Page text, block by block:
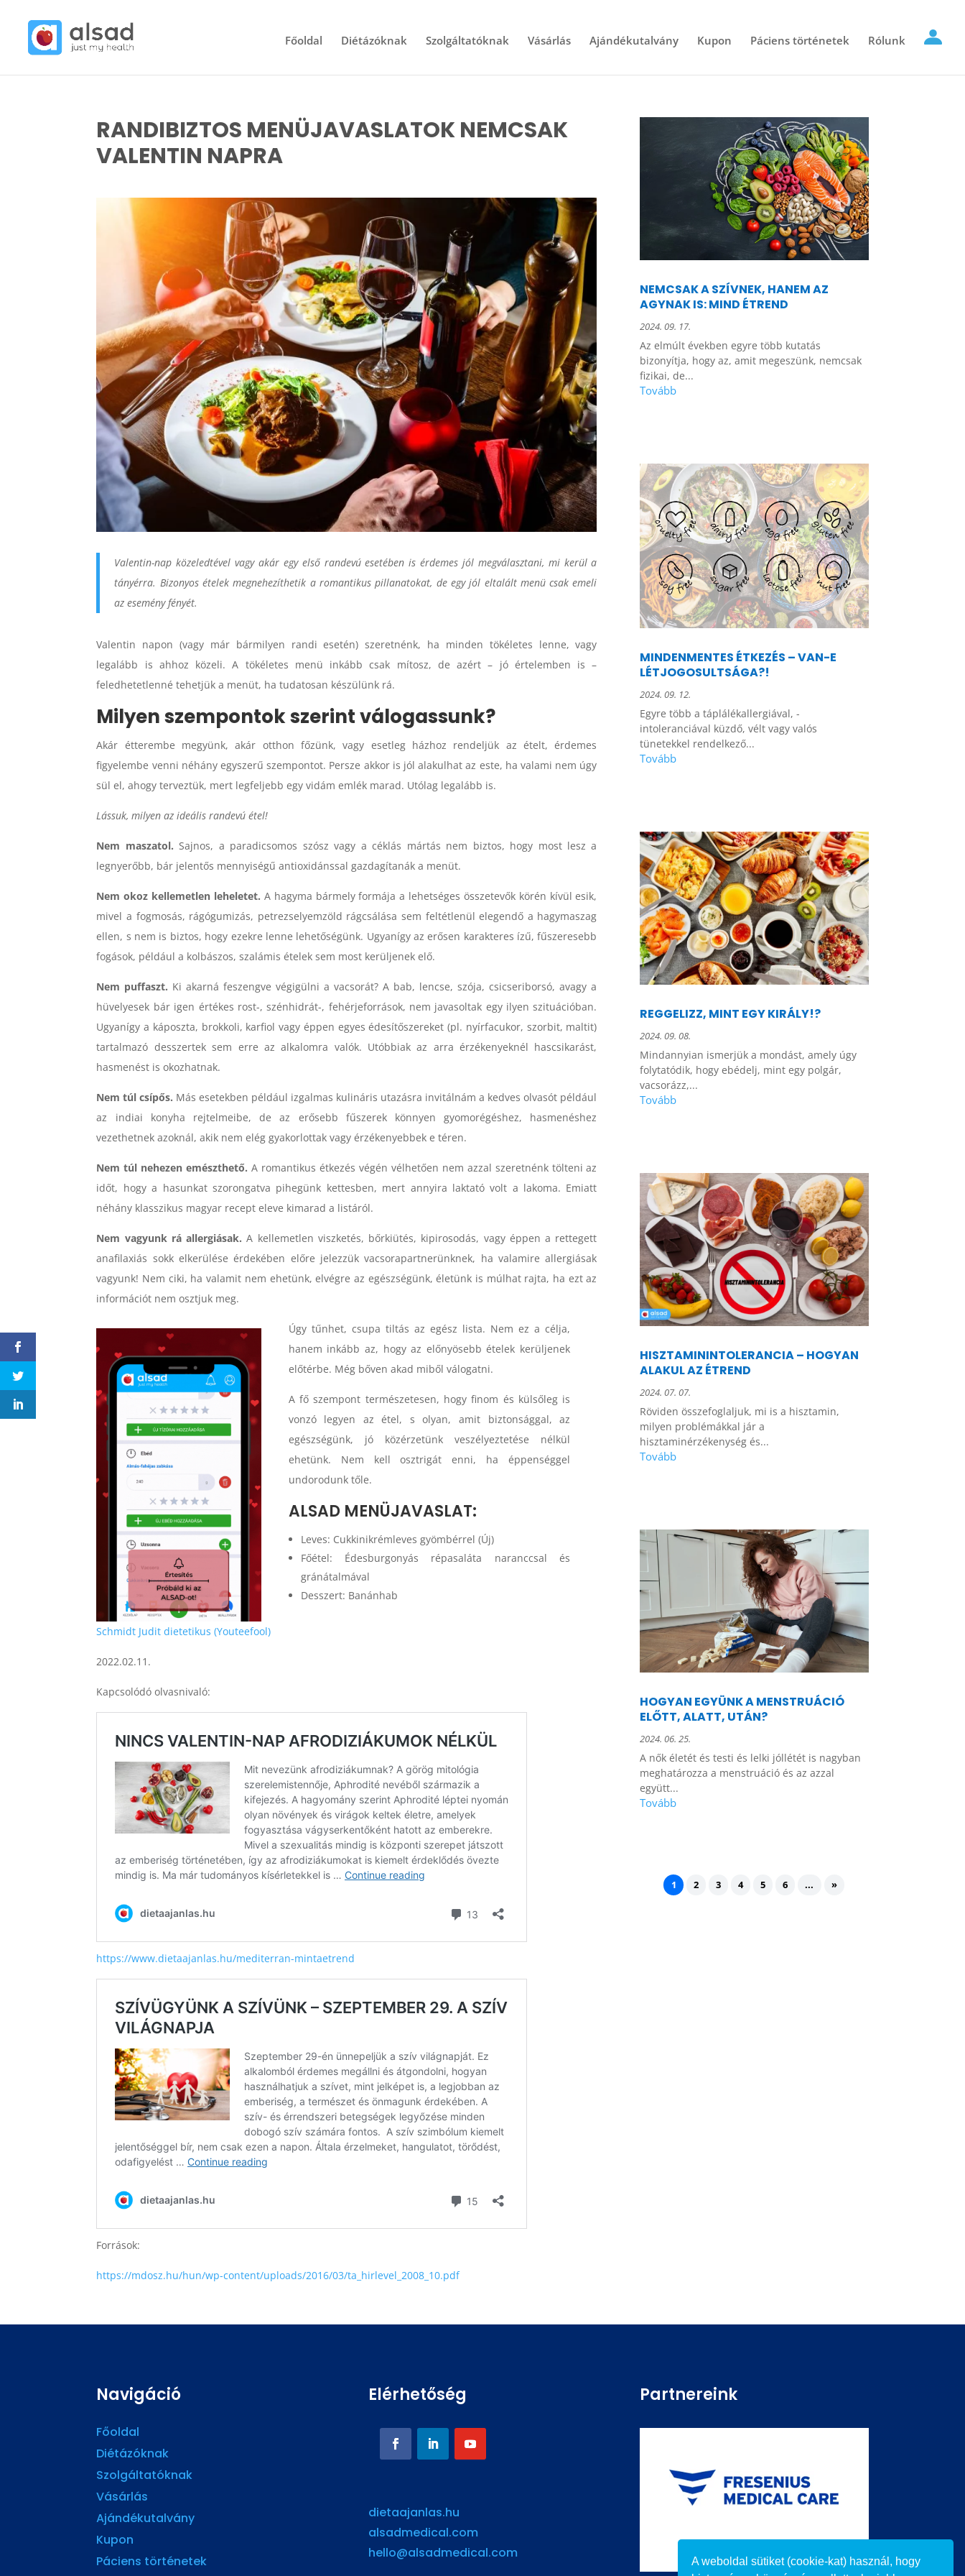
Főoldal Diétázóknak Szolgáltatóknak Vásárlás Ajándékutalvány Kupon Páciens történetek Rólunk
RANDIBIZTOS MENÜJAVASLATOK NEMCSAK
VALENTIN NAPRA
Valentin-nap közeledtével vagy akár egy első randevú esetében is érdemes jól megválasztani, mi kerül a
tányérra. Bizonyos ételek megnehezíthetik a romantikus pillanatokat, de egy jól eltalált menü csak emeli
az esemény fényét.
Valentin napon (vagy már bármilyen randi esetén) szeretnénk, ha minden tökéletes lenne, vagy
legalább is ahhoz közeli. A tökéletes menü inkább csak mítosz, de azért – jó értelemben is –
feledhetetlenné tehetjük a menüt, ha tudatosan készülünk rá.
Milyen szempontok szerint válogassunk?
Akár étterembe megyünk, akár otthon főzünk, vagy esetleg házhoz rendeljük az ételt, érdemes
figyelembe venni néhány egyszerű szempontot. Persze akkor is jól alakulhat az este, ha valami nem úgy
sül el, ahogy terveztük, mert legfeljebb egy vidám emlék marad. Utólag legalább is.
Lássuk, milyen az ideális randevú étel!
Nem maszatol. Sajnos, a paradicsomos szósz vagy a céklás mártás nem biztos, hogy most lesz a
legnyerőbb, bár jelentős mennyiségű antioxidánssal gazdagítanák a menüt.
Nem okoz kellemetlen leheletet. A hagyma bármely formája a lehetséges összetevők körén kívül esik,
mivel a fogmosás, rágógumizás, petrezselyemzöld rágcsálása sem feltétlenül elegendő a hagymaszag
ellen, s nem is biztos, hogy ezekre lenne lehetőségünk. Ugyanígy az erősen karakteres ízű, fűszeresebb
fogások, például a kolbászos, szalámis ételek sem most kerüljenek elő.
Nem puffaszt. Ki akarná feszengve végigülni a vacsorát? A bab, lencse, szója, csicseriborsó, avagy a
hüvelyesek bár igen értékes rost-, szénhidrát-, fehérjeforrások, nem javasoltak egy ilyen szituációban.
Ugyanígy a káposzta, brokkoli, karfiol vagy éppen egyes édesítőszereket (pl. nyírfacukor, szorbit, maltit)
tartalmazó desszertek sem erre az alkalomra valók. Utóbbiak az arra érzékenyeknél hascsikarást,
hasmenést is okozhatnak.
Nem túl csípős. Más esetekben például izgalmas kulináris utazásra invitálnám a kedves olvasót például
az indiai konyha rejtelmeibe, de az erősebb fűszerek könnyen gyomorégéshez, hasmenéshez
vezethetnek azoknál, akik nem elég gyakorlottak vagy érzékenyebbek e téren.
Nem túl nehezen emészthető. A romantikus étkezés végén vélhetően nem azzal szeretnénk tölteni az
időt, hogy a hasunkat szorongatva pihegünk kettesben, mert annyira laktató volt a lakoma. Emiatt
néhány klasszikus magyar recept eleve kimarad a listáról.
Nem vagyunk rá allergiásak.A kellemetlen viszketés, bőrkiütés, kipirosodás, vagy éppen a rettegett
anafilaxiás sokk elkerülése érdekében előre jelezzük vacsorapartnerünknek, ha valamire allergiásak
vagyunk! Nem ciki, ha valamit nem ehetünk, elvégre az egészségünk, életünk is múlhat rajta, ha ezt az
információt nem osztjuk meg.
Úgy tűnhet, csupa tiltás az egész lista. Nem ez a célja,
hanem inkább az, hogy az előnyösebb ételek kerüljenek
előtérbe. Még bőven akad miből válogatni.
A fő szempont természetesen, hogy finom és külsőleg is
vonzó legyen az étel, s olyan, amit biztonsággal, az
egészségünk, jó közérzetünk veszélyeztetése nélkül
ehetünk. Nem kell osztrigát enni, ha éppenséggel
undorodunk tőle.
ALSAD MENÜJAVASLAT:
Leves: Cukkinikrémleves gyömbérrel (Új)
Főétel: Édesburgonyás répasaláta naranccsal és
gránátalmával
Desszert: Banánhab
Schmidt Judit dietetikus (Youteefool)
2022.02.11.
Kapcsolódó olvasnivaló:
https://www.dietaajanlas.hu/mediterran-mintaetrend
Források:
https://mdosz.hu/hun/wp-content/uploads/2016/03/ta_hirlevel_2008_10.pdf
NEMCSAK A SZÍVNEK, HANEM AZ
AGYNAK IS: MIND ÉTREND
2024. 09. 17.
Az elmúlt években egyre több kutatás
bizonyítja, hogy az, amit megeszünk, nemcsak
fizikai, de...
MINDENMENTES ÉTKEZÉS – VAN-E
LÉTJOGOSULTSÁGA?!
2024. 09. 12.
Egyre több a táplálékallergiával, -
intoleranciával küzdő, vélt vagy valós
tünetekkel rendelkező...
REGGELIZZ, MINT EGY KIRÁLY!?
2024. 09. 08.
Mindannyian ismerjük a mondást, amely úgy
folytatódik, hogy ebédelj, mint egy polgár,
vacsorázz,...
HISZTAMININTOLERANCIA – HOGYAN
ALAKUL AZ ÉTREND
2024. 07. 07.
Röviden összefoglaljuk, mi is a hisztamin,
milyen problémákkal jár a
hisztaminérzékenység és...
HOGYAN EGYÜNK A MENSTRUÁCIÓ
ELŐTT, ALATT, UTÁN?
2024. 06. 25.
A nők életét és testi és lelki jóllétét is nagyban
meghatározza a menstruáció és az azzal
együtt...
1 2 3 4 5 6 ... »
Navigáció
Főoldal
Diétázóknak
Szolgáltatóknak
Vásárlás
Ajándékutalvány
Kupon
Páciens történetek
Elérhetőség
dietaajanlas.hu
alsadmedical.com
hello@alsadmedical.com
Partnereink
A weboldal sütiket (cookie-kat) használ, hogy